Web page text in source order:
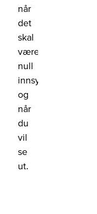
når
det
skal
være
null
innsyn
og
når
du
vil
se
ut.